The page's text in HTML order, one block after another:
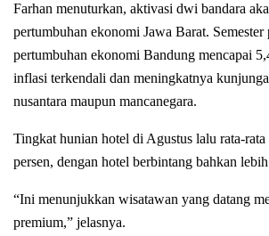
Farhan menuturkan, aktivasi dwi bandara
pertumbuhan ekonomi Jawa Barat. Semester
pertumbuhan ekonomi Bandung mencapai
inflasi terkendali dan meningkatnya
nusantara maupun mancanegara.
Tingkat hunian hotel di Agustus lalu rata-rata
persen, dengan hotel berbintang bahkan
“Ini menunjukkan wisatawan yang datang
premium,” jelasnya.